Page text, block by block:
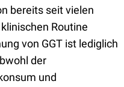
bereits seit vielen
Routine
von GGT ist lediglich
der
und